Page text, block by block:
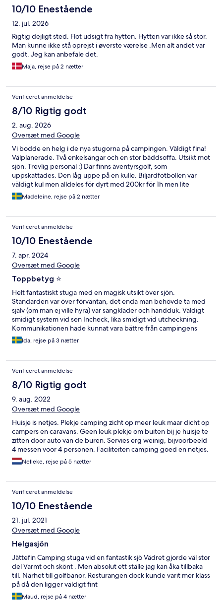
10/10 Enestående
12. jul. 2026
Rigtig dejligt sted. Flot udsigt fra hytten. Hytten var ikke så stor.
Man kunne ikke stå oprejst i øverste værelse .Men alt andet var
godt. Jeg kan anbefale det.
Maja, rejse på 2 nætter
Verificeret anmeldelse
8/10 Rigtig godt
2. aug. 2026
Oversæt med Google
Vi bodde en helg i de nya stugorna på campingen. Väldigt fina!
Välplanerade. Två enkelsängar och en stor bäddsoffa. Utsikt mot
sjön. Trevlig personal :) Där finns äventyrsgolf, som
uppskattades. Den låg uppe på en kulle. Biljardfotbollen var
väldigt kul men alldeles för dyrt med 200kr för 1h men lite
sumpiga bollar och på sina ställen trasig bana. En kort promenad
till badplats med 3 hopptorn :)
Madeleine, rejse på 2 nætter
Verificeret anmeldelse
10/10 Enestående
7. apr. 2024
Oversæt med Google
Toppbetyg ⭐️
Helt fantastiskt stuga med en magisk utsikt över sjön.
Standarden var över förväntan, det enda man behövde ta med
själv (om man ej ville hyra) var sängkläder och handduk. Väldigt
smidigt system vid sen Incheck, lika smidigt vid utcheckning.
Kommunikationen hade kunnat vara bättre från campingens
sida. Vi fick inget separat mejl från dem, vilket hade uppskattats.
Däremot var de snabba på att svara på våra frågor på telefon
Ida, rejse på 3 nætter
Verificeret anmeldelse
8/10 Rigtig godt
9. aug. 2022
Oversæt med Google
Huisje is netjes. Plekje camping zicht op meer leuk maar dicht op
campers en caravans. Geen leuk plekje om buiten bij je huisje te
zitten door auto van de buren. Servies erg weinig, bijvoorbeeld
4 messen voor 4 personen. Faciliteiten camping goed en netjes.
Nelleke, rejse på 5 nætter
Verificeret anmeldelse
10/10 Enestående
21. jul. 2021
Oversæt med Google
Helgasjön
Jättefin Camping stuga vid en fantastik sjö Vädret gjorde väl stor
del Varmt och skönt . Men absolut ett ställe jag kan åka tillbaka
till. Närhet till golfbanor. Resturangen dock kunde varit mer klass
på då den ligger väldigt fint
Maud, rejse på 4 nætter